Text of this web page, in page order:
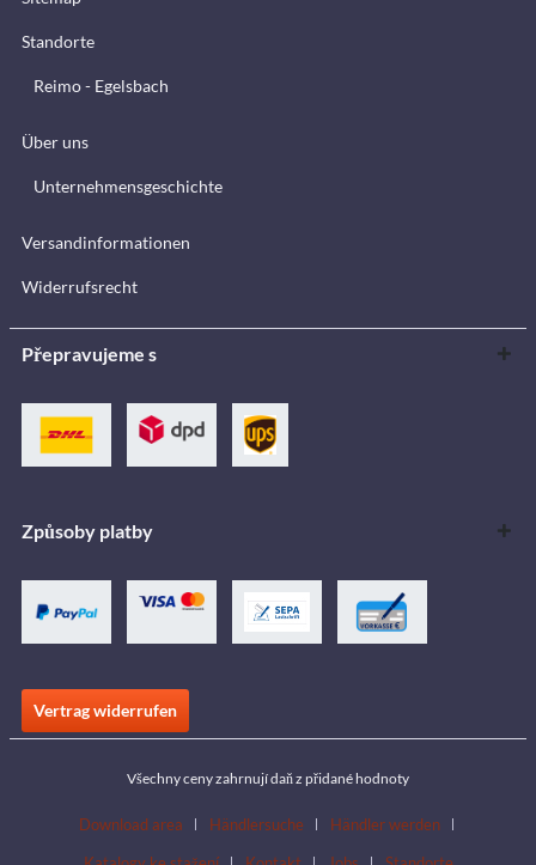
Standorte
Reimo - Egelsbach
Über uns
Unternehmensgeschichte
Versandinformationen
Widerrufsrecht
Přepravujeme s
Způsoby platby
Vertrag widerrufen
Všechny ceny zahrnují daň z přidané hodnoty
Download area Händlersuche
Händler werden